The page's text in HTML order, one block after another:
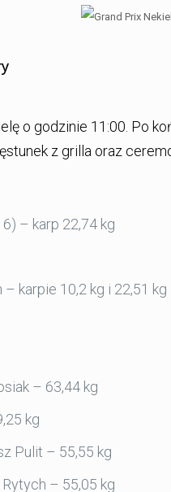
o godzinie 11:00. Po
z grilla oraz
– karp 22,74 kg
karpie 10,2 kg i 22,51 kg
– 63,44 kg
kg
Pulit – 55,55 kg
– 55,05 kg